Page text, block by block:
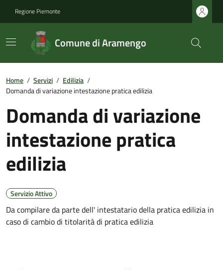
Regione Piemonte
Comune di Aramengo
Home / Servizi / Edilizia /
Domanda di variazione intestazione pratica edilizia
Domanda di variazione
intestazione pratica
edilizia
Servizio Attivo
Da compilare da parte dell' intestatario della pratica edilizia in
caso di cambio di titolarità di pratica edilizia